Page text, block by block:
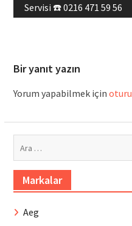
Servisi ☎️ 0216 471 59 56
Bir yanıt yazın
Yorum yapabilmek için
Markalar
Aeg